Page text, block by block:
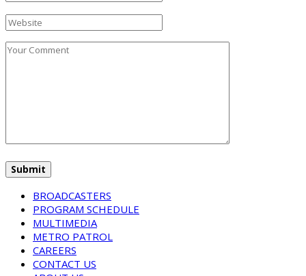
BROADCASTERS
PROGRAM SCHEDULE
MULTIMEDIA
METRO PATROL
CAREERS
CONTACT US